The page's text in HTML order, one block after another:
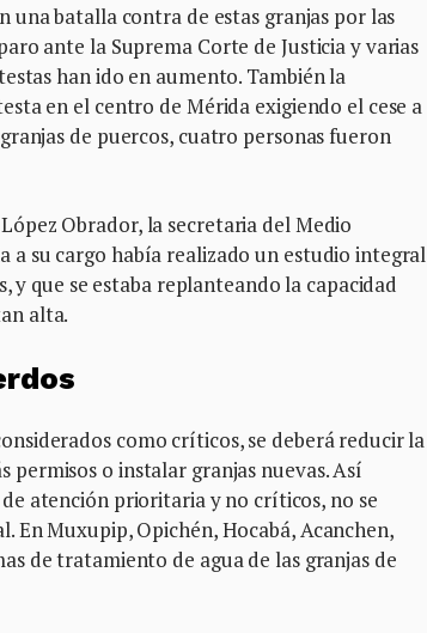
una batalla contra de estas granjas por las
ante la Suprema Corte de Justicia y varias
han ido en aumento. También la
en el centro de Mérida exigiendo el cese a
de puercos, cuatro personas fueron
Obrador, la secretaria del Medio
a su cargo había realizado un estudio integral
y que se estaba replanteando la capacidad
alta.
como críticos, se deberá reducir la
o instalar granjas nuevas. Así
atención prioritaria y no críticos, no se
En Muxupip, Opichén, Hocabá, Acanchen,
de tratamiento de agua de las granjas de